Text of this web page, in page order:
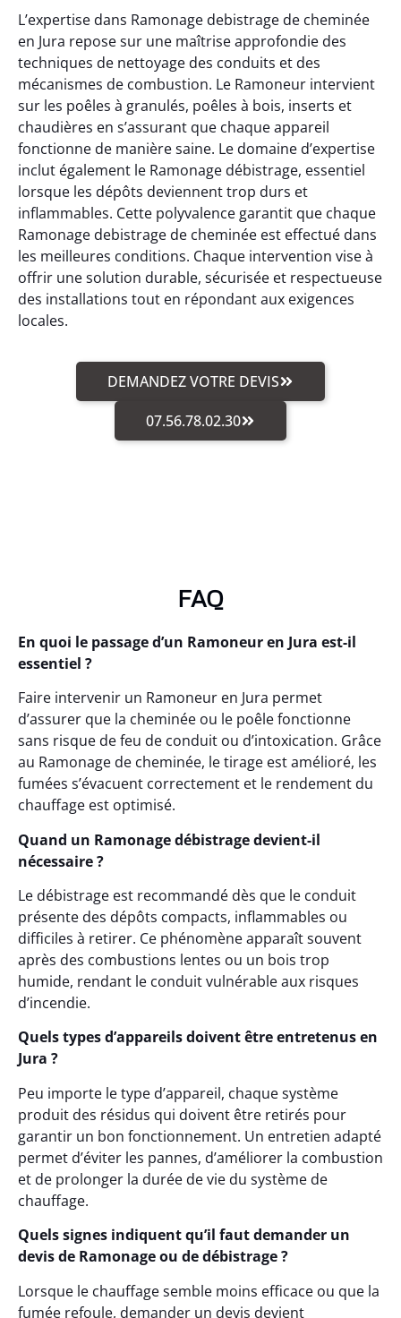
L’expertise dans Ramonage debistrage de cheminée
en Jura repose sur une maîtrise approfondie des
techniques de nettoyage des conduits et des
mécanismes de combustion. Le Ramoneur intervient
sur les poêles à granulés, poêles à bois, inserts et
chaudières en s’assurant que chaque appareil
fonctionne de manière saine. Le domaine d’expertise
inclut également le Ramonage débistrage, essentiel
lorsque les dépôts deviennent trop durs et
inflammables. Cette polyvalence garantit que chaque
Ramonage debistrage de cheminée est effectué dans
les meilleures conditions. Chaque intervention vise à
offrir une solution durable, sécurisée et respectueuse
des installations tout en répondant aux exigences
locales.
DEMANDEZ VOTRE DEVIS
07.56.78.02.30
FAQ
En quoi le passage d’un Ramoneur en Jura est-il
essentiel ?
Faire intervenir un Ramoneur en Jura permet
d’assurer que la cheminée ou le poêle fonctionne
sans risque de feu de conduit ou d’intoxication. Grâce
au Ramonage de cheminée, le tirage est amélioré, les
fumées s’évacuent correctement et le rendement du
chauffage est optimisé.
Quand un Ramonage débistrage devient-il
nécessaire ?
Le débistrage est recommandé dès que le conduit
présente des dépôts compacts, inflammables ou
difficiles à retirer. Ce phénomène apparaît souvent
après des combustions lentes ou un bois trop
humide, rendant le conduit vulnérable aux risques
d’incendie.
Quels types d’appareils doivent être entretenus en
Jura ?
Peu importe le type d’appareil, chaque système
produit des résidus qui doivent être retirés pour
garantir un bon fonctionnement. Un entretien adapté
permet d’éviter les pannes, d’améliorer la combustion
et de prolonger la durée de vie du système de
chauffage.
Quels signes indiquent qu’il faut demander un
devis de Ramonage ou de débistrage ?
Lorsque le chauffage semble moins efficace ou que la
fumée refoule, demander un devis devient